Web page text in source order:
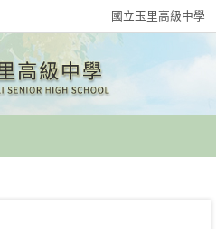
國立玉里高級中學